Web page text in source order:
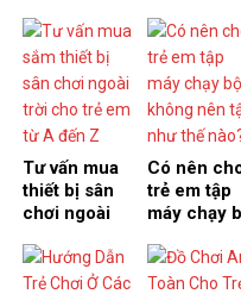
Tại HCM
Tư vấn mua
thiết bị sân
chơi ngoài
em từ A đến
Z
Có nên
trẻ em tập
máy chạy
tập như thế
nào?